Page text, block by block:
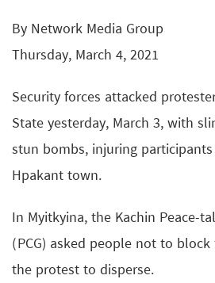
By Network Media Group
Thursday, March 4, 2021
Security forces attacked
State yesterday, March 3, with
stun bombs, injuring
Hpakant town.
In Myitkyina, the Kachin Peace-
(PCG) asked people not to
the protest to disperse.